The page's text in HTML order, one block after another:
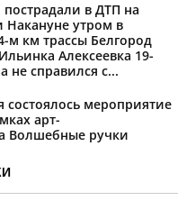
в ДТП на
Накануне утром в
м км трассы Белгород
Алексеевка 19-
не справился с...
состоялось мероприятие
арт-
Волшебные ручки